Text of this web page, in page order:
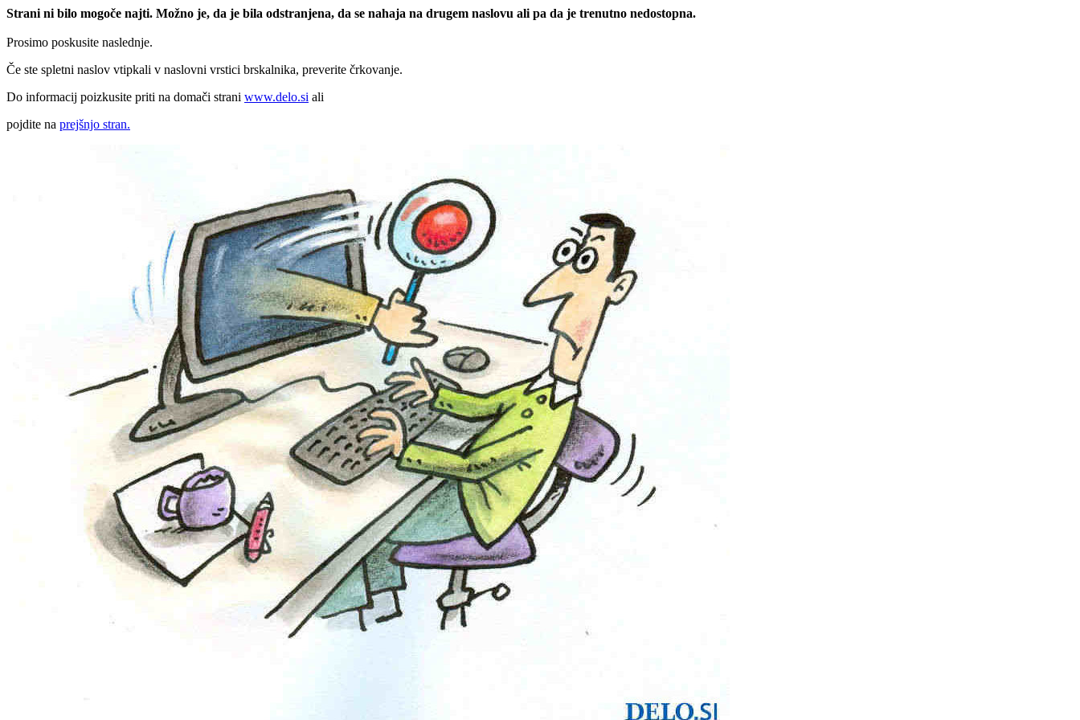
Strani ni bilo mogoče najti. Možno je, da je bila odstranjena, da se nahaja na drugem naslovu ali pa da je trenutno nedostopna.
Prosimo poskusite naslednje.
Če ste spletni naslov vtipkali v naslovni vrstici brskalnika, preverite črkovanje.
Do informacij poizkusite priti na domači strani www.delo.si ali
pojdite na prejšnjo stran.